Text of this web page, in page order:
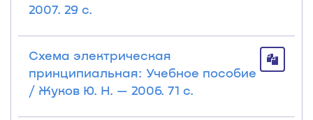
2007. 29 с.
Схема электрическая
принципиальная: Учебное пособие
/ Жуков Ю. Н. — 2006. 71 с.